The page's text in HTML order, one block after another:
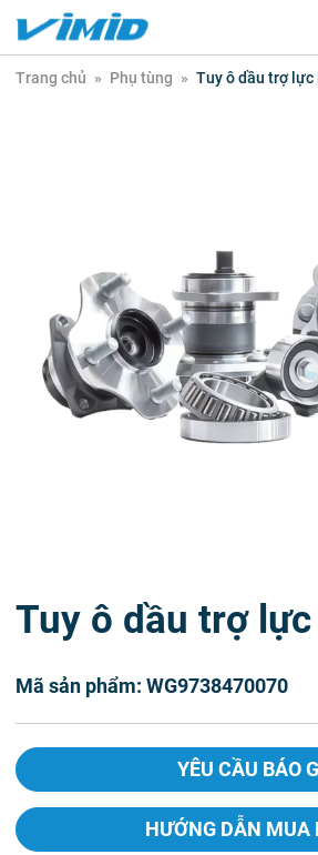
Trang chủ » Phụ tùng » Tuy ô dầu trợ lực
Tuy ô dầu trợ
Mã sản phẩm: WG9738470070
YÊU CẦU BÁO
HƯỚNG DẪN MUA